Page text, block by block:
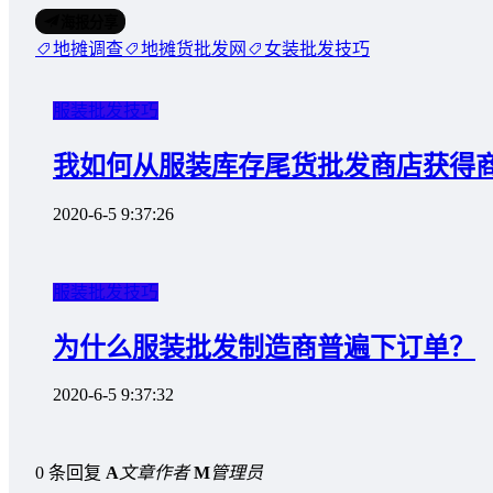
地摊调查 地摊货批发网 女装批发技巧
服装批发技巧
我如何从服装库存尾货批发商店获得
2020-6-5 9:37:26
服装批发技巧
为什么服装批发制造商普遍下订单？
2020-6-5 9:37:32
0 条回复 A文章作者 M管理员